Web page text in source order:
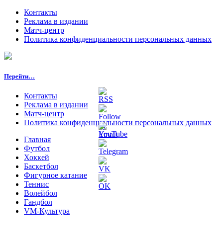
Контакты
Реклама в издании
Матч-центр
Политика конфиденциальности персональных данных
Перейти…
Контакты
Реклама в издании
Матч-центр
Политика конфиденциальности персональных данных
Главная
Футбол
Хоккей
Баскетбол
Фигурное катание
Теннис
Волейбол
Гандбол
VM-Культура